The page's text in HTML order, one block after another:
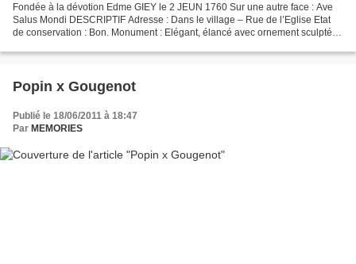
Fondée à la dévotion Edme GIEY le 2 JEUN 1760 Sur une autre face : Ave
Salus Mondi DESCRIPTIF Adresse : Dans le village – Rue de l’Eglise Etat
de conservation : Bon. Monument : Elégant, élancé avec ornement sculpté
Popin x Gougenot
Publié le 18/06/2011 à 18:47
Par MEMORIES